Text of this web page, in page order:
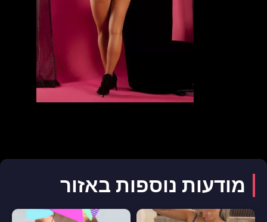
מודעות נוספות באזור